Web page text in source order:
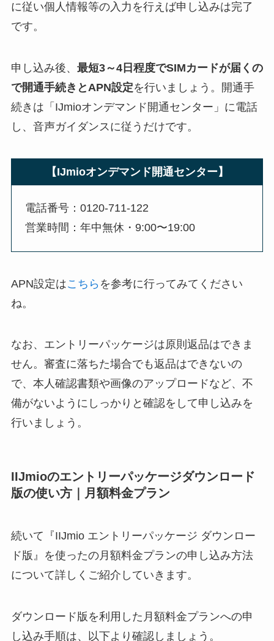
に従い個人情報等の入力を行えば申し込みは完了
です。
申し込み後、 最短3～4日程度でSIMカードが届くの
で開通手続きとAPN設定を行いましょう。開通手
続きは「IJmioオンデマンド開通センター」に電話
し、音声ガイダンスに従うだけです。
【IJmioオンデマンド開通センター】
電話番号：0120-711-122
営業時間：年中無休・9:00〜19:00
APN設定はこちら を参考に行ってみてください
ね。
なお、エントリーパッケージは原則返品はできま
せん。審査に落ちた場合でも返品はできないの
で、本人確認書類や画像のアップロードなど、不
備がないようにしっかりと確認をして申し込みを
行いましょう。
IIJmioのエントリーパッケージダウンロード
版の使い方｜月額料金プラン
続いて『IIJmio エントリーパッケージ ダウンロー
ド版』を使ったの月額料金プランの申し込み方法
について詳しくご紹介していきます。
ダウンロード版を利用した月額料金プランへの申
し込み手順は、以下より確認しましょう。